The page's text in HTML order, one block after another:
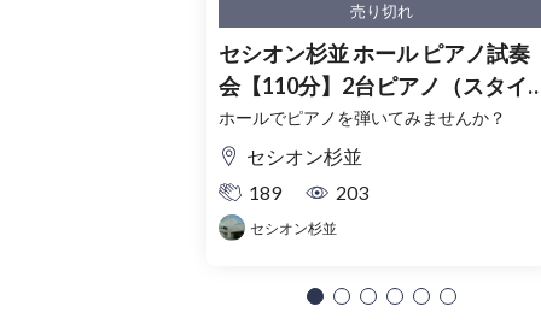
売り切れ
セシオン杉並 ホール ピアノ試奏
会【110分】2台ピアノ（スタイ
ンウェイ・ベーゼンドルファー
ホールでピアノを弾いてみませんか？
セシオン杉並
189
203
セシオン杉並